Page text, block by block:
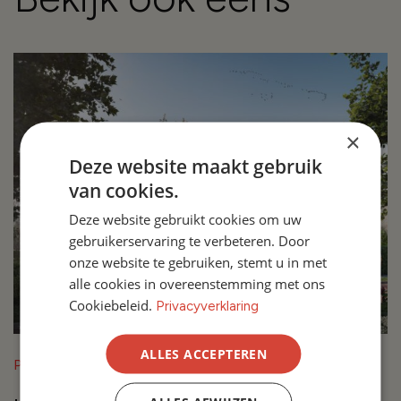
Project in Breda
×
Deze website maakt gebruik
van cookies.
Deze website gebruikt cookies om uw
gebruikerservaring te verbeteren. Door
onze website te gebruiken, stemt u in met
alle cookies in overeenstemming met ons
Cookiebeleid. Privacyverklaring
ALLES ACCEPTEREN